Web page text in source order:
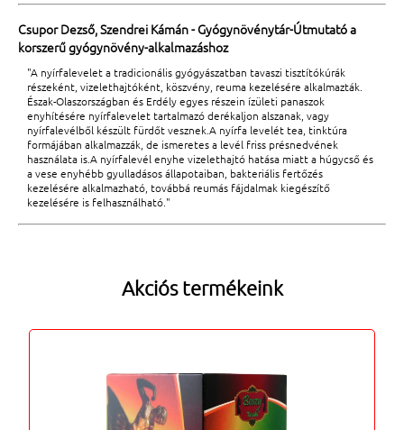
Csupor Dezső, Szendrei Kámán - Gyógynövénytár-Útmutató a
korszerű gyógynövény-alkalmazáshoz
"A nyírfalevelet a tradicionális gyógyászatban tavaszi tisztítókúrák
részeként, vizelethajtóként, köszvény, reuma kezelésére alkalmazták.
Észak-Olaszországban és Erdély egyes részein ízületi panaszok
enyhítésére nyírfalevelet tartalmazó derékaljon alszanak, vagy
nyírfalevélből készült fürdőt vesznek.A nyírfa levelét tea, tinktúra
formájában alkalmazzák, de ismeretes a levél friss présnedvének
használata is.A nyírfalevél enyhe vizelethajtó hatása miatt a húgycső és
a vese enyhébb gyulladásos állapotaiban, bakteriális fertőzés
kezelésére alkalmazható, továbbá reumás fájdalmak kiegészítő
kezelésére is felhasználható."
Akciós termékeink